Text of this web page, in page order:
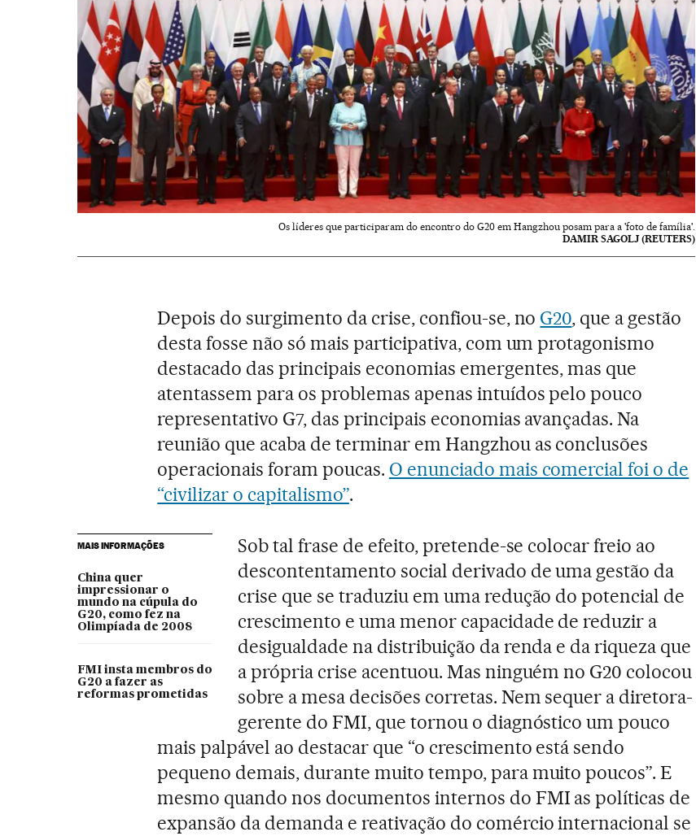
Os líderes que participaram do encontro do G20 em Hangzhou posam para a 'foto de família'.
DAMIR SAGOLJ (REUTERS)
Depois do surgimento da crise, confiou-se, no G20, que a gestão
desta fosse não só mais participativa, com um protagonismo
destacado das principais economias emergentes, mas que
atentassem para os problemas apenas intuídos pelo pouco
representativo G7, das principais economias avançadas. Na
reunião que acaba de terminar em Hangzhou as conclusões
operacionais foram poucas. O enunciado mais comercial foi o de
“civilizar o capitalismo”.
MAIS INFORMAÇÕES
China quer
impressionar o
mundo na cúpula do
G20, como fez na
Olimpíada de 2008
FMI insta membros do
G20 a fazer as
reformas prometidas
Sob tal frase de efeito, pretende-se colocar freio ao
descontentamento social derivado de uma gestão da
crise que se traduziu em uma redução do potencial de
crescimento e uma menor capacidade de reduzir a
desigualdade na distribuição da renda e da riqueza que
a própria crise acentuou. Mas ninguém no G20 colocou
sobre a mesa decisões corretas. Nem sequer a diretora-
gerente do FMI, que tornou o diagnóstico um pouco
mais palpável ao destacar que “o crescimento está sendo
pequeno demais, durante muito tempo, para muito poucos”. E
mesmo quando nos documentos internos do FMI as políticas de
expansão da demanda e reativação do comércio internacional se